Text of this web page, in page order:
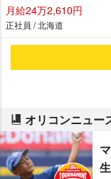
月給24万2,610円
正社員 / 北海道
オリコンニュー